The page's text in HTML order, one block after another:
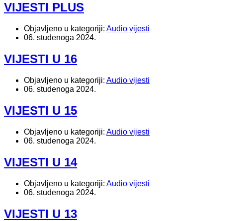
VIJESTI PLUS
Objavljeno u kategoriji: Audio vijesti
06. studenoga 2024.
VIJESTI U 16
Objavljeno u kategoriji: Audio vijesti
06. studenoga 2024.
VIJESTI U 15
Objavljeno u kategoriji: Audio vijesti
06. studenoga 2024.
VIJESTI U 14
Objavljeno u kategoriji: Audio vijesti
06. studenoga 2024.
VIJESTI U 13